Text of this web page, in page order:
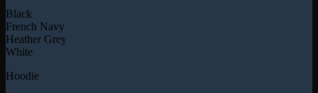
Black
French Navy
Heather Grey
White
Hoodie